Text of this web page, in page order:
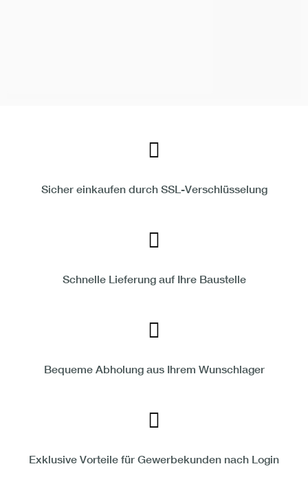
Sicher einkaufen durch SSL-Verschlüsselung
Schnelle Lieferung auf Ihre Baustelle
Bequeme Abholung aus Ihrem Wunschlager
Exklusive Vorteile für Gewerbekunden nach Login